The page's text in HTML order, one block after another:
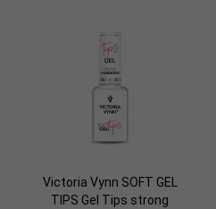
Victoria Vynn SOFT GEL
TIPS Gel Tips strong